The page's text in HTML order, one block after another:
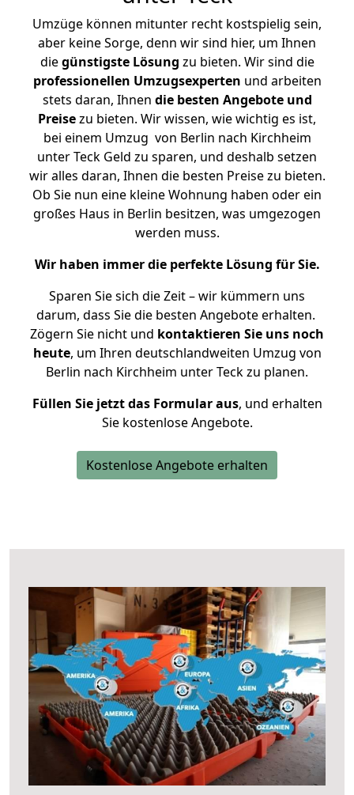
Umzüge können mitunter recht kostspielig sein,
aber keine Sorge, denn wir sind hier, um Ihnen
diegünstigste Lösung zu bieten. Wir sind die
professionellen Umzugsexperten und arbeiten
stets daran, Ihnen die besten Angebote und
Preisezu bieten. Wir wissen, wie wichtig es ist,
bei einem Umzug von Berlin nach Kirchheim
unter Teck Geld zu sparen, und deshalb setzen
wir alles daran, Ihnen die besten Preise zu bieten.
Ob Sie nun eine kleine Wohnung haben oder ein
großes Haus in Berlin besitzen, was umgezogen
werden muss.
Wir haben immer die perfekte Lösung für Sie.
Sparen Sie sich die Zeit – wir kümmern uns
darum, dass Sie die besten Angebote erhalten.
Zögern Sie nicht und kontaktieren Sie uns noch
heute, um Ihren deutschlandweiten Umzug von
Berlin nach Kirchheim unter Teck zu planen.
Füllen Sie jetzt das Formular aus, und erhalten
Sie kostenlose Angebote.
Kostenlose Angebote erhalten